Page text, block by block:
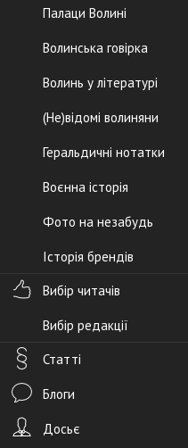
Палаци Волині
Волинська говірка
Волинь у літературі
(Не)відомі волиняни
Геральдичні нотатки
Воєнна історія
Фото на незабудь
Історія брендів
Вибір читачів
Вибір редакції
Статті
Блоги
Досьє